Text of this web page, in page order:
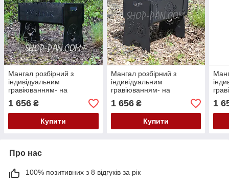
Мангал розбірний з
індивідуальним
гравіюванням- на
подарунок
1 656 ₴
Купити
Мангал розбірний з
індивідуальним
гравіюванням- на
подарунок
1 656₴
Купити
1
Про нас
100% позитивних з 8 відгуків за рік